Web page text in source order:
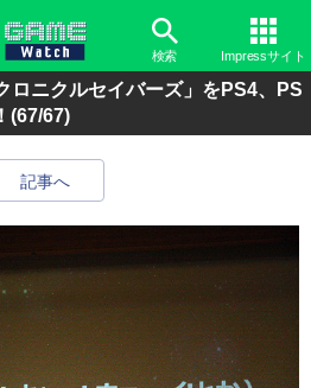
検索 Impressサイト
ロニクルセイバーズ」をPS4、PS
(67/67)
記事へ